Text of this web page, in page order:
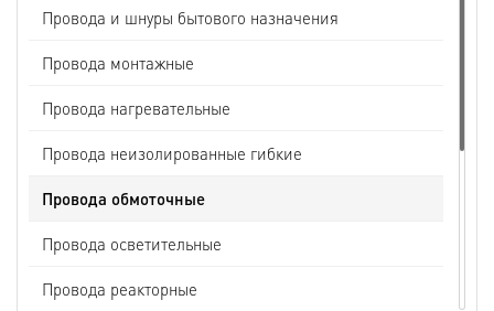
Провода и шнуры бытового назначения
Провода монтажные
Провода нагревательные
Провода неизолированные гибкие
Провода обмоточные
Провода осветительные
Провода реакторные